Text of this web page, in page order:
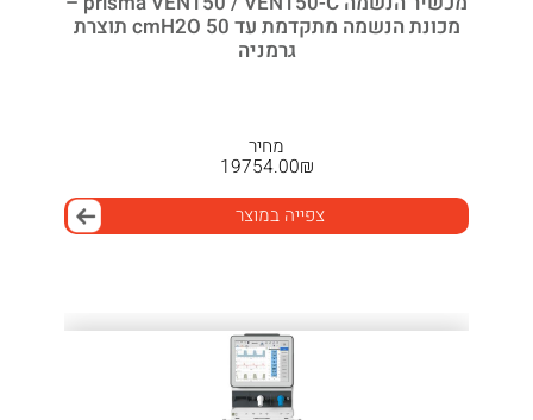
מכונת הנשמה מתקדמת עד 50 cmH2O תוצרת
גרמניה
מחיר
₪
19754.00
צפייה במוצר